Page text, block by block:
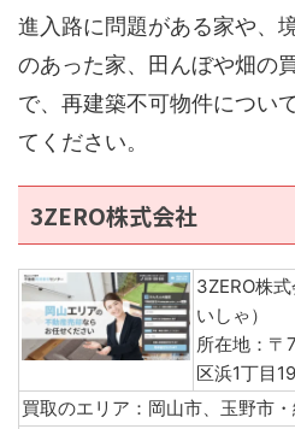
進入路に問題がある家や、
のあった家、田んぼや畑の
で、再建築不可物件につい
てください。
3ZERO株式会社
3ZERO株
いしゃ）
所在地：
区浜1丁目
買取のエリア：岡山市、玉野市